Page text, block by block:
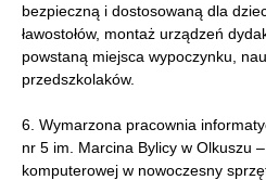
bezpieczną i dostosowaną dla
ławostołów, montaż urządzeń
powstaną miejsca wypoczynku,
przedszkolaków.
6. Wymarzona pracownia
nr 5 im. Marcina Bylicy w Olkuszu
komputerowej w nowoczesny